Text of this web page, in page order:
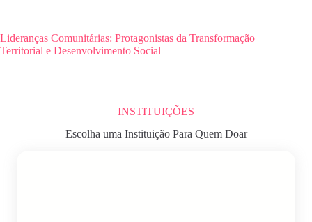
Lideranças Comunitárias: Protagonistas da Transformação
Territorial e Desenvolvimento Social
INSTITUIÇÕES
Escolha uma Instituição Para Quem Doar